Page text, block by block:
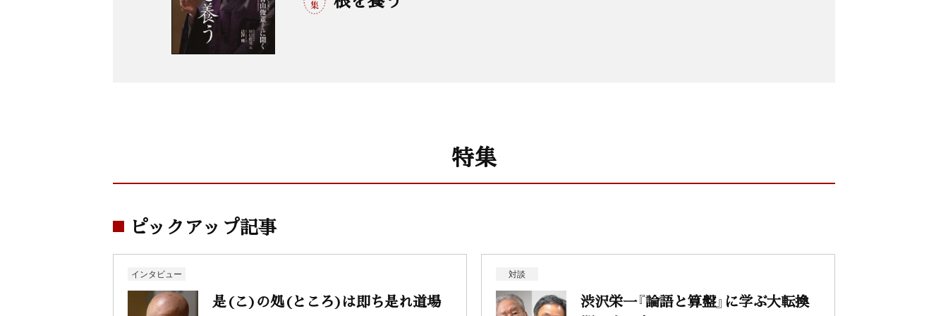
特集
ピックアップ記事
インタビュー
是(こ)の処(ところ)は即ち是れ道場
対談
渋沢栄一『論語と算盤』に学ぶ大転換